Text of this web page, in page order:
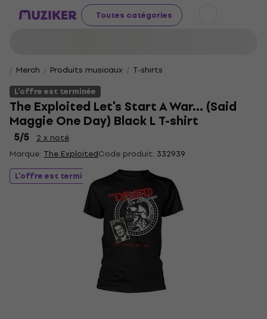
Toutes catégories
Merch Produits musicaux
T-shirts
L'offre est terminée
The Exploited Let's Start A War... (Said
Maggie One Day) Black L T-shirt
5/5
2 x noté
Marque: The ExploitedCode produit: 332939
L'offre est terminée